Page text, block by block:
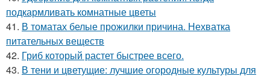
подкармливать комнатные цветы
41. В томатах белые прожилки причина. Нехватка
питательных веществ
42. Гриб который растет быстрее всего.
43. В тени и цветущие: лучшие огородные культуры для